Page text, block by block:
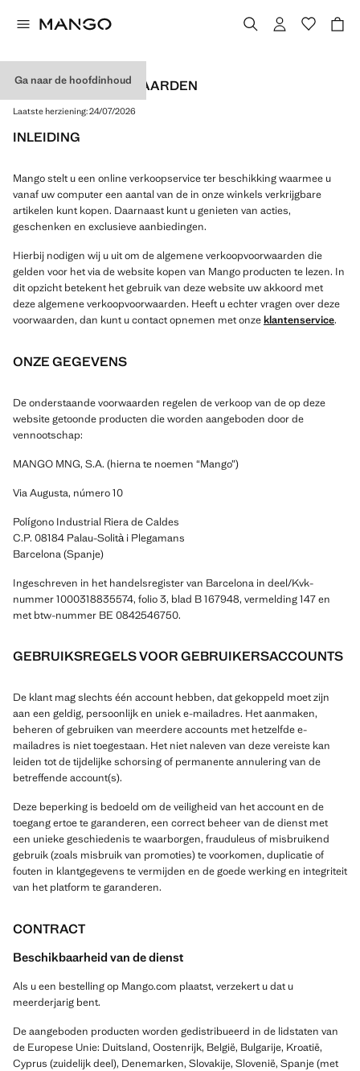
Ga naar de hoofdinhoud
ALGEMENE VOORWAARDEN
Laatste herziening:24/07/2026
INLEIDING
Mango stelt u een online verkoopservice ter beschikking waarmee u
vanaf uw computer een aantal van de in onze winkels verkrijgbare
artikelen kunt kopen. Daarnaast kunt u genieten van acties,
geschenken en exclusieve aanbiedingen.
Hierbij nodigen wij u uit om de algemene verkoopvoorwaarden die
gelden voor het via de website kopen van Mango producten te lezen. In
dit opzicht betekent het gebruik van deze website uw akkoord met
deze algemene verkoopvoorwaarden. Heeft u echter vragen over deze
voorwaarden, dan kunt u contact opnemen met onzeklantenservice.
ONZE GEGEVENS
De onderstaande voorwaarden regelen de verkoop van de op deze
website getoonde producten die worden aangeboden door de
vennootschap:
MANGO MNG, S.A. (hierna te noemen “Mango”)
Via Augusta, número 10
Polígono Industrial Riera de Caldes
C.P. 08184 Palau-Solità i Plegamans
Barcelona (Spanje)
Ingeschreven in het handelsregister van Barcelona in deel/Kvk-
nummer 1000318835574, folio 3, blad B 167948, vermelding 147 en
met btw-nummer BE 0842546750.
GEBRUIKSREGELS VOOR GEBRUIKERSACCOUNTS
De klant mag slechts één account hebben, dat gekoppeld moet zijn
aan een geldig, persoonlijk en uniek e-mailadres. Het aanmaken,
beheren of gebruiken van meerdere accounts met hetzelfde e-
mailadres is niet toegestaan. Het niet naleven van deze vereiste kan
leiden tot de tijdelijke schorsing of permanente annulering van de
betreffende account(s).
Deze beperking is bedoeld om de veiligheid van het account en de
toegang ertoe te garanderen, een correct beheer van de dienst met
een unieke geschiedenis te waarborgen, frauduleus of misbruikend
gebruik (zoals misbruik van promoties) te voorkomen, duplicatie of
fouten in klantgegevens te vermijden en de goede werking en integriteit
van het platform te garanderen.
CONTRACT
Beschikbaarheid van de dienst
Als u een bestelling op Mango.com plaatst, verzekert u dat u
meerderjarig bent.
De aangeboden producten worden gedistribueerd in de lidstaten van
de Europese Unie: Duitsland, Oostenrijk, België, Bulgarije, Kroatië,
Cyprus (zuidelijk deel), Denemarken, Slovakije, Slovenië, Spanje (met